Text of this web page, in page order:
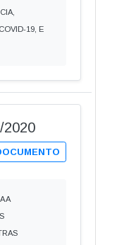
19, E
2020
A